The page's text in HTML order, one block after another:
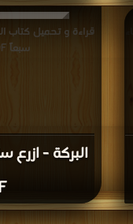
البركة -
قراءة و تحميل كتاب
سبعاً PDF مجانا